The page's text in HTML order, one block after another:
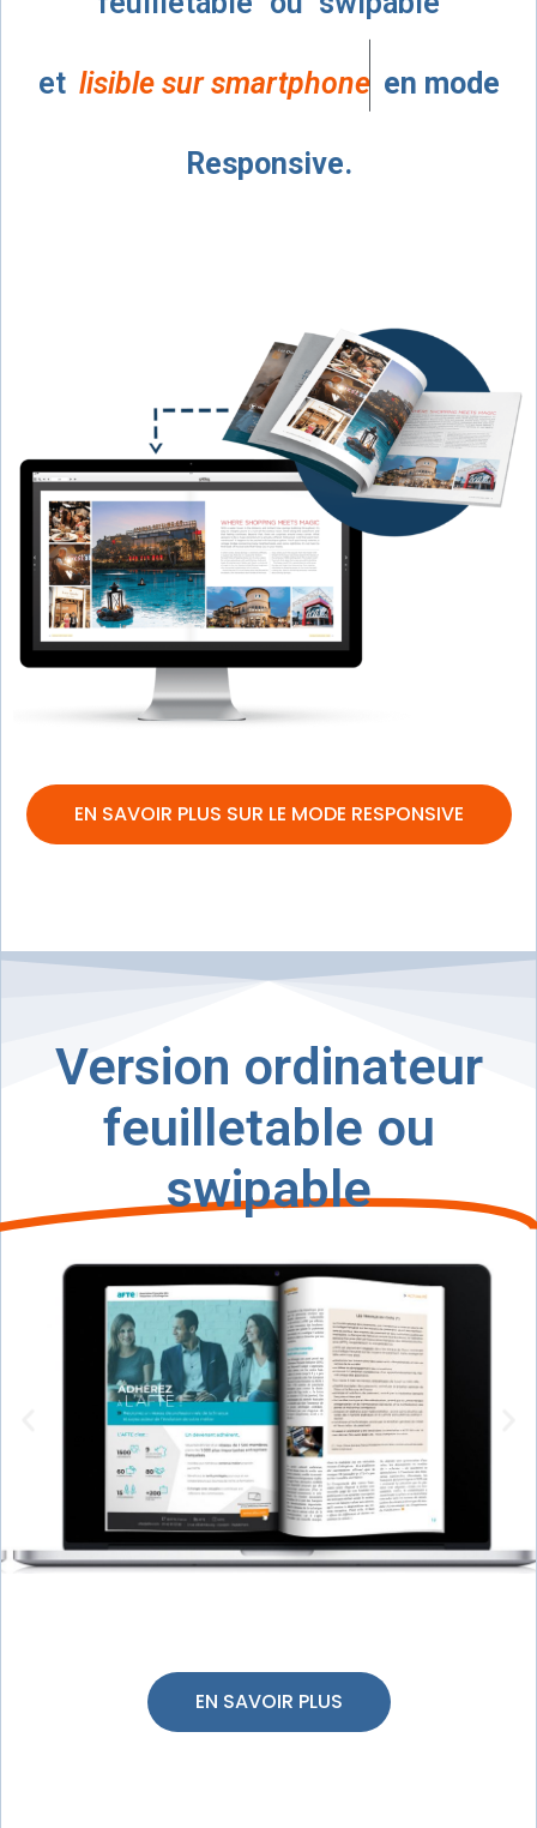
et isible sur smartphones en mode
Responsive.
EN SAVOIR PLUS SUR LE MODE RESPONSIVE
Version ordinateur
feuilletable ou
swipable
EN SAVOIR PLUS